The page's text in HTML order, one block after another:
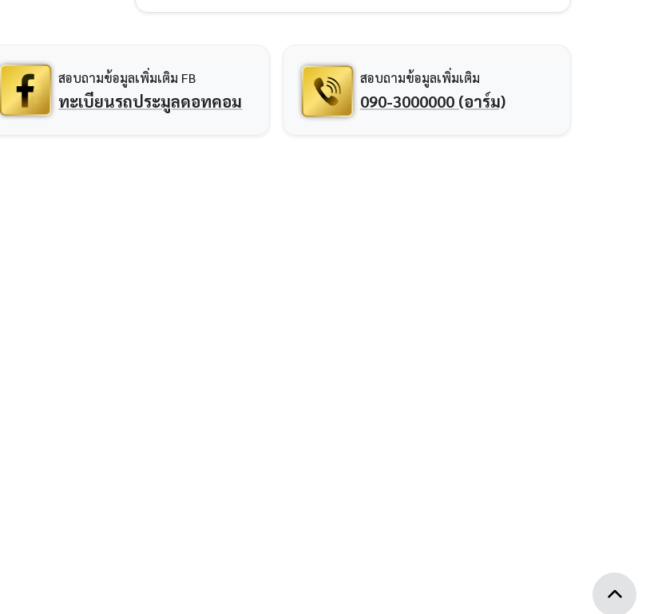
สอบถามข้อมูลเพิ่มเติม FB
ทะเบียนรถประมูลดอทคอม
สอบถามข้อมูลเพิ่มเติม
090-3000000 (อาร์ม)